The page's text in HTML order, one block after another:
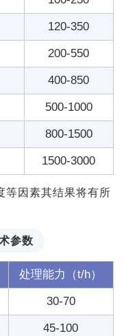
120-350
200-550
400-850
500-1000
800-1500
1500-3000
等因素其结果将有所
参数
处理能力（t/h）
30-70
45-100